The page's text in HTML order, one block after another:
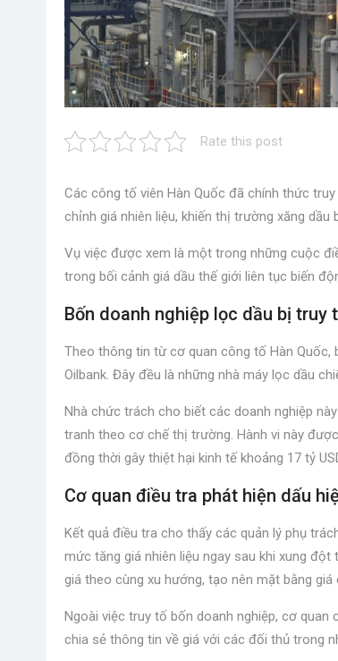
Rate this post
Các công tố viên Hàn Quốc đã chính thức
chỉnh giá nhiên liệu, khiến thị trường xăng dầu
Vụ việc được xem là một trong những cuộc
trong bối cảnh giá dầu thế giới liên tục biến
Bốn doanh nghiệp lọc dầu bị truy
Theo thông tin từ cơ quan công tố Hàn Quốc,
Oilbank. Đây đều là những nhà máy lọc dầu
Nhà chức trách cho biết các doanh nghiệp
tranh theo cơ chế thị trường. Hành vi này
đồng thời gây thiệt hại kinh tế khoảng 17 tỷ
Cơ quan điều tra phát hiện dấu
Kết quả điều tra cho thấy các quản lý phụ
mức tăng giá nhiên liệu ngay sau khi xung
giá theo cùng xu hướng, tạo nên mặt bằng
Ngoài việc truy tố bốn doanh nghiệp, cơ
chia sẻ thông tin về giá với các đối thủ trong